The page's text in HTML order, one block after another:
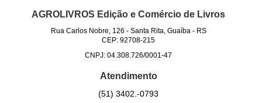
AGROLIVROS Edição e Comércio de Livros
Rua Carlos Nobre, 126 - Santa Rita, Guaíba- RS
CEP: 92708-215
CNPJ: 04.308.726/0001-47
Atendimento
(51) 3402.-0793